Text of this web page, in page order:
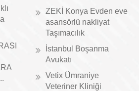
ZEKİ Konya Evden eve
asansörlü nakliyat
Taşımacılık
İstanbul Boşanma
Avukatı
Vetix Ümraniye
Veteriner Kliniği